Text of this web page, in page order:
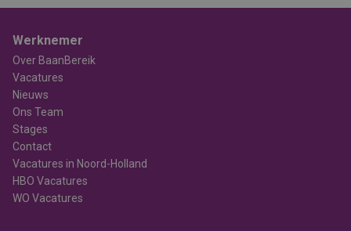
Werknemer
Over BaanBereik
Vacatures
Nieuws
Ons Team
Stages
Contact
Vacatures in Noord-Holland
HBO Vacatures
WO Vacatures